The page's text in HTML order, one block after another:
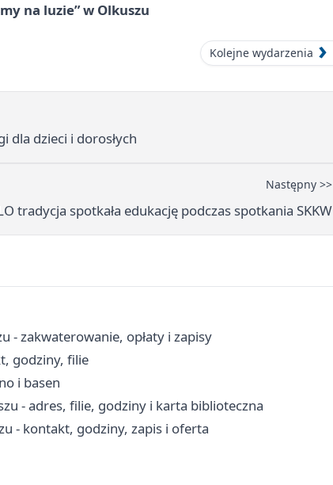
na luzie” w Olkuszu
Kolejne wydarzenia
dla dzieci i dorosłych
Następny >>
tradycja spotkała edukację podczas spotkania SKKW
- zakwaterowanie, opłaty i zapisy
godziny, filie
i basen
- adres, filie, godziny i karta biblioteczna
- kontakt, godziny, zapis i oferta